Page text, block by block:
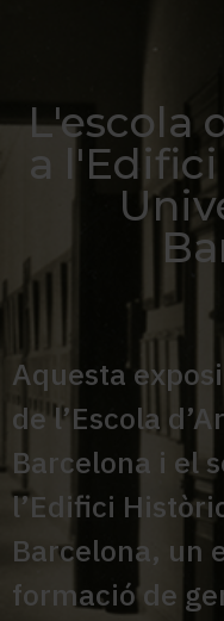
L'escola
a
Aquesta
de l’Escola
Barcelona i el
l’Edifici
Barcelona, un
formació de